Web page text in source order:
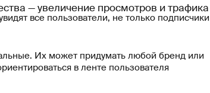
— увеличение просмотров и трафика
все пользователи, не только подписчики
Их может придумать любой бренд или
в ленте пользователя